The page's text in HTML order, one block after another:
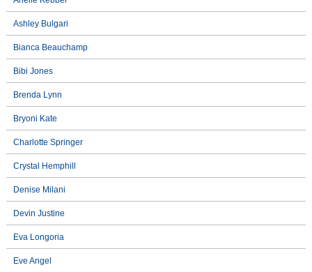
Ashley Bulgari
Bianca Beauchamp
Bibi Jones
Brenda Lynn
Bryoni Kate
Charlotte Springer
Crystal Hemphill
Denise Milani
Devin Justine
Eva Longoria
Eve Angel